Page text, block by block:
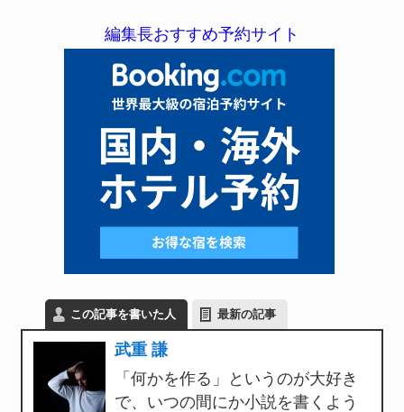
編集長おすすめ予約サイト
この記事を書いた人 最新の記事
武重 謙
「何かを作る」というのが大好き
で、いつの間にか小説を書くよう